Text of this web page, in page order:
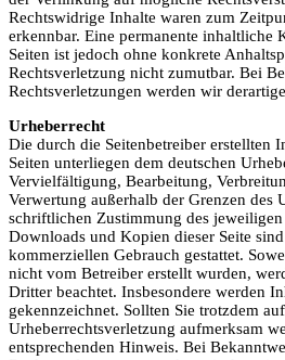
Rechtswidrige Inhalte waren zum
erkennbar. Eine permanente inhaltliche
Seiten ist jedoch ohne konkrete
Rechtsverletzung nicht zumutbar. Bei
Rechtsverletzungen werden wir
Urheberrecht
Die durch die Seitenbetreiber erstellten
Seiten unterliegen dem deutschen
Vervielfältigung, Bearbeitung,
Verwertung außerhalb der Grenzen des
schriftlichen Zustimmung des
Downloads und Kopien dieser Seite
kommerziellen Gebrauch gestattet.
nicht vom Betreiber erstellt wurden,
Dritter beachtet. Insbesondere werden
gekennzeichnet. Sollten Sie trotzdem
Urheberrechtsverletzung aufmerksam
entsprechenden Hinweis. Bei